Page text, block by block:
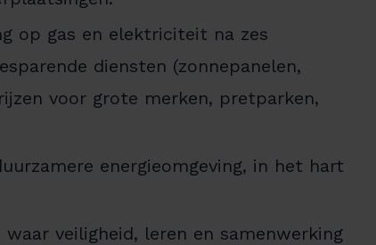
op gas en elektriciteit na zes
diensten (zonnepanelen,
voor grote merken, pretparken,
energieomgeving, in het hart
veiligheid, leren en samenwerking